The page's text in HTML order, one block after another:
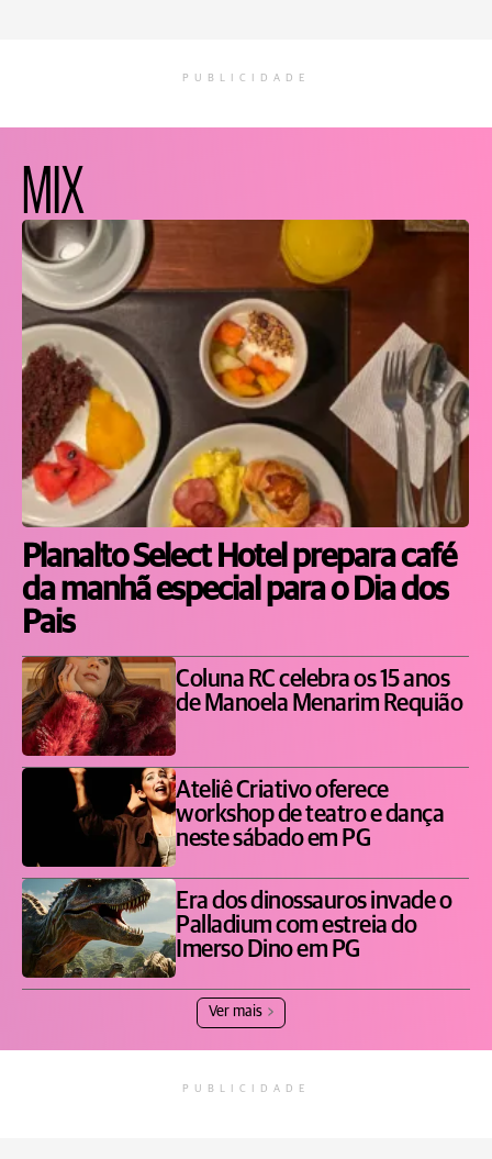
PUBLICIDADE
MIX
Planalto Select Hotel prepara café
da manhã especial para o Dia dos
Pais
Coluna RC celebra os 15 anos
de Manoela Menarim Requião
Ateliê Criativo oferece
workshop de teatro e dança
neste sábado em PG
Era dos dinossauros invade o
Palladium com estreia do
Imerso Dino em PG
Ver mais
PUBLICIDADE